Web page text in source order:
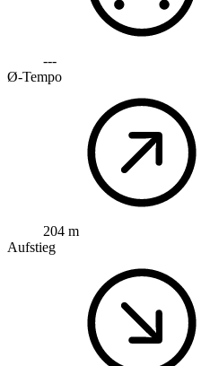
---
Ø-Tempo
204 m
Aufstieg